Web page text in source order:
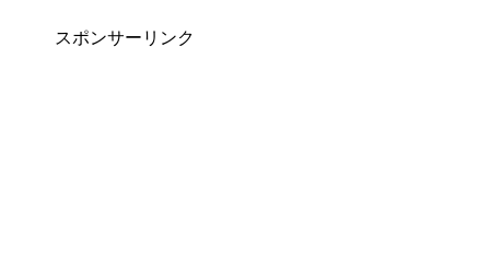
スポンサーリンク